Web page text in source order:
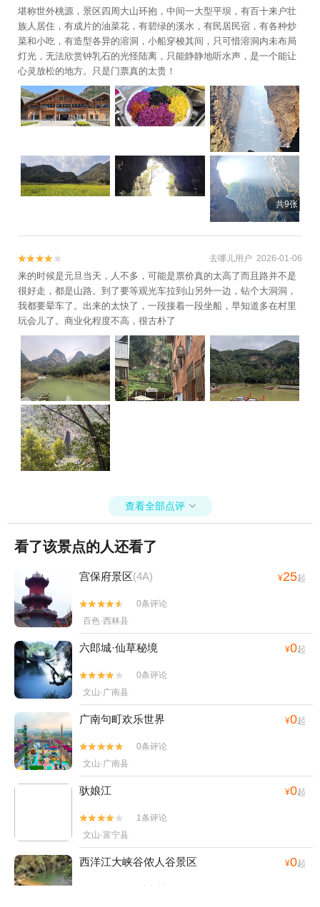
堪称世外桃源，景区四周大山环抱，中间一大型平坝，有百十来户壮
族人居住，有成片的油菜花，有碧绿的溪水，有民居民宿，有各种炒
菜和小吃，有造型各异的溶洞，小船穿梭其间，只可惜溶洞内未布局
灯光，无法欣赏钟乳石的光怪陆离，只能静静地听水声，是一个能让
心灵放松的地方。只是门票真的太贵！
共9张

 去哪儿用户 2026-01-06
来的时候是元旦当天，人不多，可能是票价真的太高了而且路并不是
很好走，都是山路。到了要等观光车拉到山另外一边，钻个大洞洞，
我都要晕车了。出来的太快了，一段接着一段坐船，早知道多在村里
玩会儿了。商业化程度不高，很古朴了
查看全部点评 
看了该景点的人还看了
宫保府景区(4A) ¥25起


0条评论
百色·西林县
六郎城·仙草秘境 ¥0起


0条评论
文山·广南县
广南句町欢乐世界 ¥0起


0条评论
文山·广南县
驮娘江 ¥0起


1条评论
文山·富宁县
西洋江大峡谷侬人谷景区 ¥0起